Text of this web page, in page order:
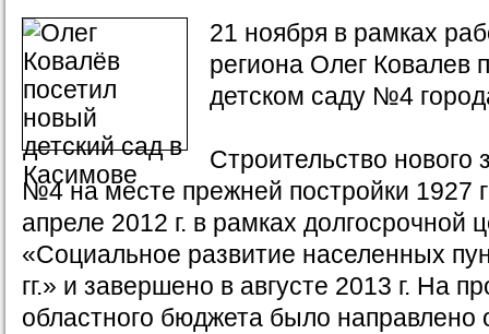
21 ноября в рамках
региона Олег Ковалев
детском саду №4
Строительство нового
№4 на месте прежней постройки 1927
апреле 2012 г. в рамках долгосрочной
«Социальное развитие населенных
гг.» и завершено в августе 2013 г. На
областного бюджета было направлено